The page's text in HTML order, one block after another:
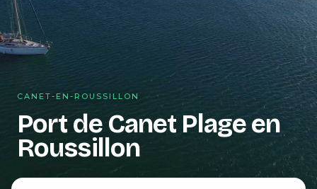
CANET-EN-ROUSSILLON
Port de Canet Plage en
Roussillon